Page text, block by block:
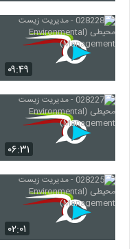
231
(Complex Engineered Systems)
232
(Complex Engineered Systems)
234
(Complex Engineered Systems)
235
(Complex Engineered Systems)
۰۹:۴۹
۰۶:۳۱
۰۲:۰۱